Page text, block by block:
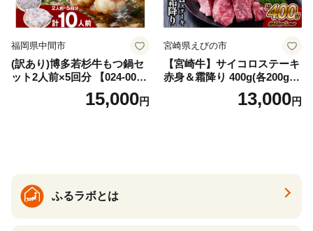
福岡県中間市
(訳あり)博多若杉牛もつ鍋セ
ット2人前×5回分 【024-002
15,000円
宮崎県えびの市
【宮崎牛】サイコロステーキ
赤身＆霜降り 400g(各200g×
１P 計2P) 真空パック 冷凍
13,000円
ふるラボとは